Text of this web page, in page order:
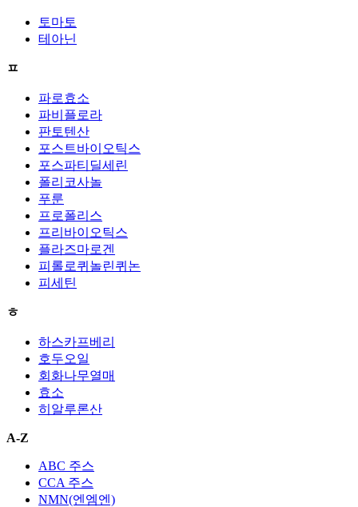
토마토
테아닌
ㅍ
파로효소
파비플로라
판토텐산
포스트바이오틱스
포스파티딜세린
폴리코사놀
푸룬
프로폴리스
프리바이오틱스
플라즈마로겐
피롤로퀴놀린퀴논
피세틴
ㅎ
하스카프베리
호두오일
회화나무열매
효소
히알루론산
A-Z
ABC 주스
CCA 주스
NMN(엔엠엔)